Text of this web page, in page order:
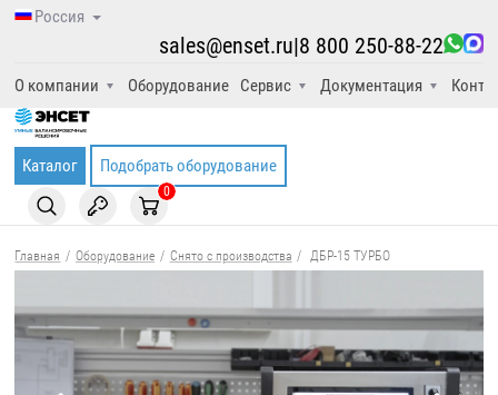
Россия
О компании Оборудование Сервис Документация
sales@enset.ru|8 800 250-88-22
Каталог Подобрать оборудование
0
Главная / Оборудование / Снято с производства / ДБР-15 ТУРБО